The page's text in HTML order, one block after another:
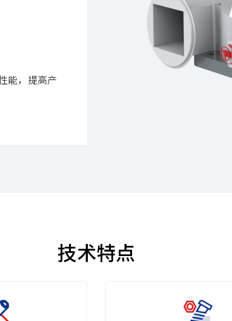
能，提高产
技术特点